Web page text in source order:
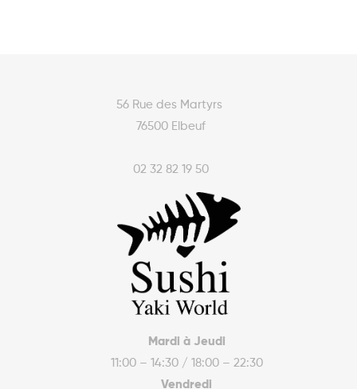
56 Rue des Martyrs
76500 Elbeuf
02 32 82 19 50
Mardi à Jeudi
11:00 – 14:30 / 18:00 – 22:30
Vendredi